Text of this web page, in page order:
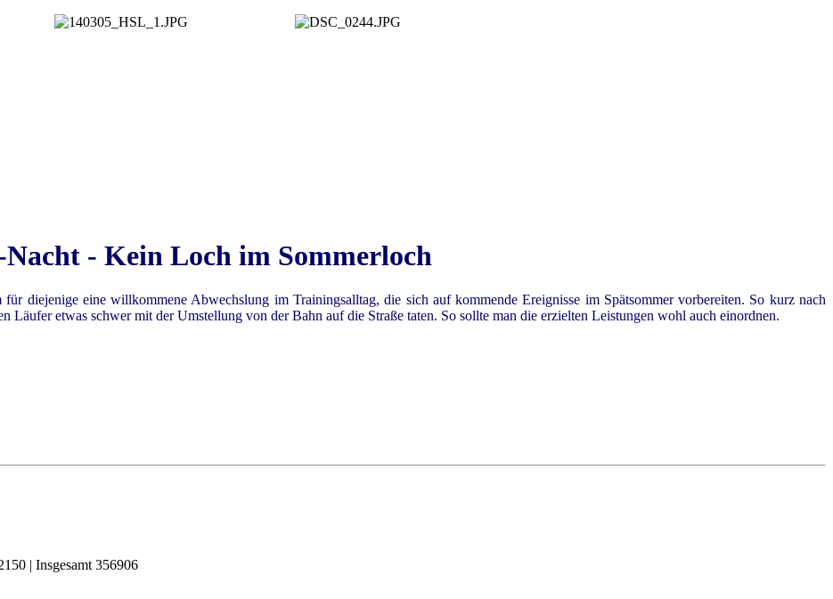
- Kein Loch im Sommerloch
diejenige eine willkommene Abwechslung im Trainingsalltag, die sich auf kommende Ereignisse im Spätsommer vorbereiten. So kurz nach
Läufer etwas schwer mit der Umstellung von der Bahn auf die Straße taten. So sollte man die erzielten Leistungen wohl auch einordnen.
| Insgesamt 356906